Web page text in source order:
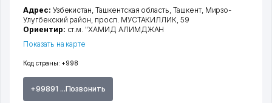
Код страны: +998
+99891 ...Позвонить
Адрес: Узбекистан,Ташкентская область,Ташкент, Мирзо-
Улугбекский район, просп. МУСТАКИЛЛИК, 59
Ориентир: ст.м. "ХАМИД АЛИМДЖАН
Показать на карте